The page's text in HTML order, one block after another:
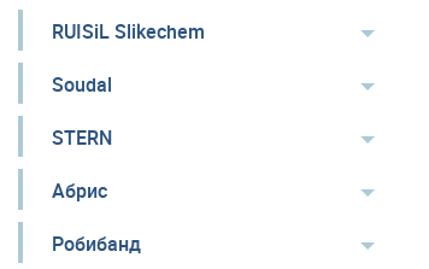
RUISiL Slikechem
Soudal
STERN
Абрис
Робибанд